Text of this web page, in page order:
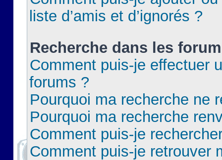
liste d’amis et d’ignorés ?
Recherche dans les
Comment puis-je effectuer
forums ?
Pourquoi ma recherche ne
Pourquoi ma recherche
Comment puis-je
Comment puis-je retrouver